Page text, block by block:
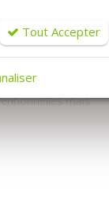
large choix de
mais
Tout Accepter